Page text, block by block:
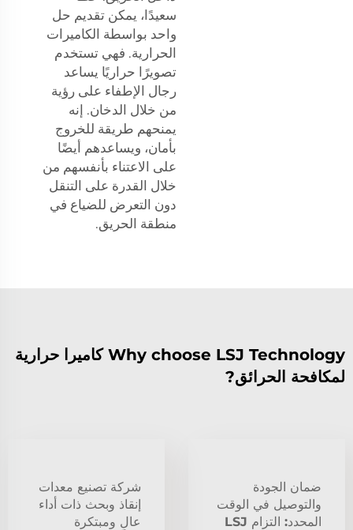
سعيدًا، يمكن تقديم حل
واحد بواسطة الكاميرات
الحرارية. فهي تستخدم
تصويرًا حراريًا يساعد
رجال الإطفاء على رؤية
من خلال الدخان. إنه
يمنحهم طريقة للخروج
بأمان، ويساعدهم أيضًا
على الاعتناء بأنفسهم من
خلال القدرة على التنقل
دون التعرض للضياع في
منطقة الحريق.
Why choose LSJ Technology كاميرا حرارية
لمكافحة الحرائق?
ضمان الجودة
والتوصيل في الوقت
المحدد: التزام LSJ
شركة تصنيع معدات
إنقاذ وبحث ذات أداء
عالٍ ومبتكرة